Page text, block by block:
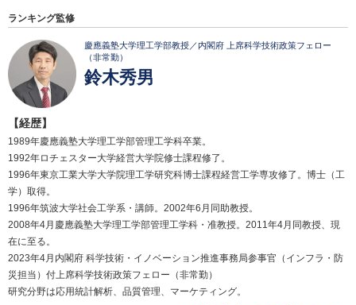
ランキング監修
慶應義塾大学理工学部教授／内閣府 上席科学技術政策フェロー
（非常勤）
鈴木秀男
【経歴】
1989年慶應義塾大学理工学部管理工学科卒業。
1992年ロチェスター大学経営大学院修士課程修了。
1996年東京工業大学大学院理工学研究科博士課程経営工学専攻修了。博士（工
学）取得。
1996年筑波大学社会工学系・講師。2002年6月同助教授。
2008年4月慶應義塾大学理工学部管理工学科・准教授。2011年4月同教授、現
在に至る。
2023年4月内閣府 科学技術・イノベーション推進事務局参事官（インフラ・防
災担当）付上席科学技術政策フェロー（非常勤）
研究分野は応用統計解析、品質管理、マーケティング。